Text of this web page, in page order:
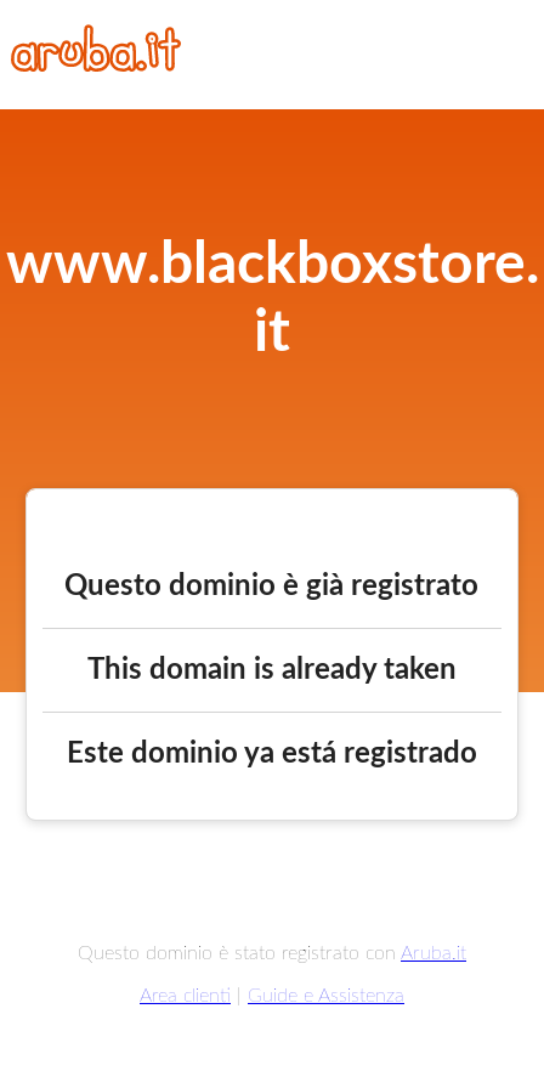
www.blackboxstore.
it
Questo dominio è già registrato
This domain is already taken
Este dominio ya está registrado
Questo dominio è stato registrato con Aruba.it
Area clienti Guide e Assistenza